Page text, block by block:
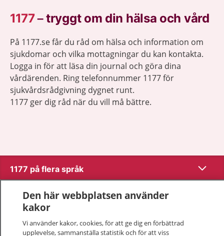
1177–tryggt om din hälsa och vård
På 1177.se får du råd om hälsa och information om
sjukdomar och vilka mottagningar du kan kontakta.
Logga in för att läsa din journal och göra dina
vårdärenden. Ring telefonnummer 1177 för
sjukvårdsrådgivning dygnet runt.
1177 ger dig råd när du vill må bättre.
1177 på flera språk Visa
Om 1177
Kontakt
Den här webbplatsen använder
kakor
Vi använder kakor, cookies, för att ge dig en förbättrad
upplevelse, sammanställa statistik och för att viss